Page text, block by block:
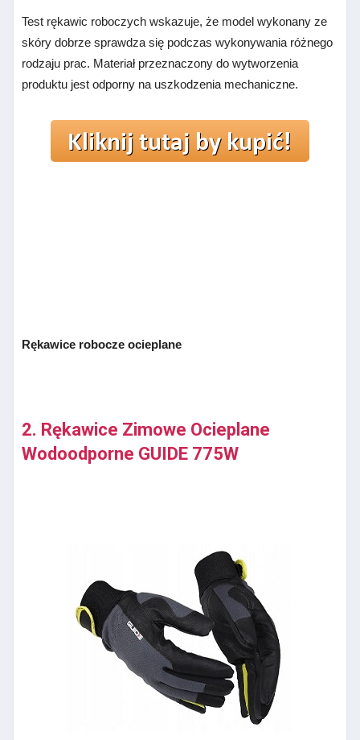
Test rękawic roboczych wskazuje, że model wykonany ze
skóry dobrze sprawdza się podczas wykonywania różnego
rodzaju prac. Materiał przeznaczony do wytworzenia
produktu jest odporny na uszkodzenia mechaniczne.
Rękawice robocze ocieplane
2. Rękawice Zimowe Ocieplane
Wodoodporne GUIDE 775W